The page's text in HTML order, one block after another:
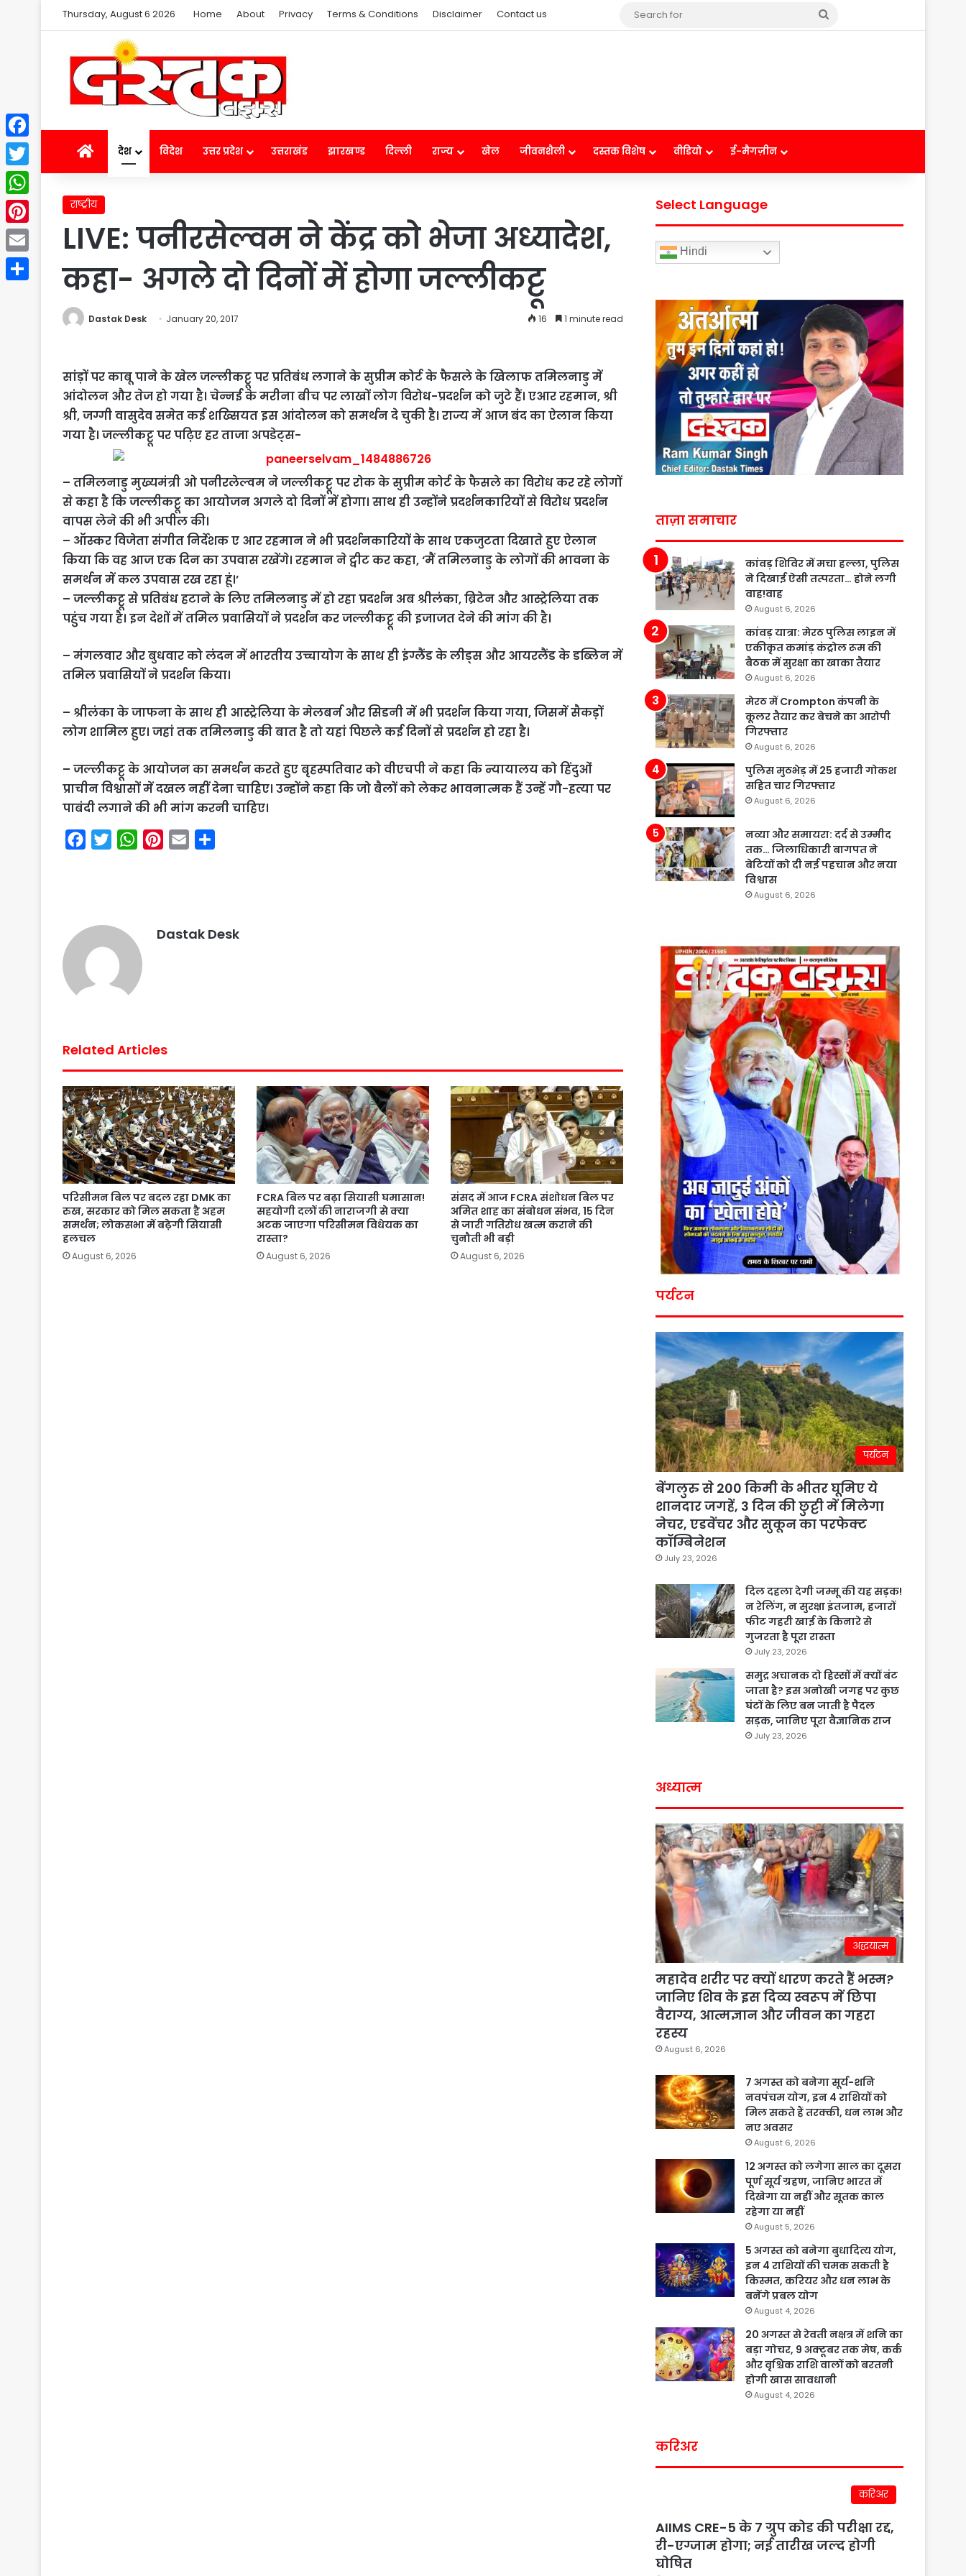
Thursday, August 6 2026 Home About Privacy Terms & Conditions Disclaimer Contact us
Homeदेश विदेश उत्तर प्रदेश उत्तराखंड झारखण्ड दिल्ली राज्य खेल जीवनशैली दस्तक विशेष वीडियो ई-मैगज़ीन
राष्ट्रीय
LIVE: पनीरसेल्वम ने केंद्र को भेजा अध्यादेश,
कहा- अगले दो दिनों में होगा जल्लीकट्टू
Dastak Desk January 20, 2017 16 1 minute read
सांड़ों पर काबू पाने के खेल जल्लीकट्टू पर प्रतिबंध लगाने के सुप्रीम कोर्ट के फैसले के खिलाफ तमिलनाडु में
आंदोलन और तेज हो गया है। चेन्नई के मरीना बीच पर लाखों लोग विरोध-प्रदर्शन को जुटे हैं। एआर रहमान, श्री
श्री, जग्गी वासुदेव समेत कई शख्सियत इस आंदोलन को समर्थन दे चुकी है। राज्य में आज बंद का ऐलान किया
गया है। जल्लीकट्टू पर पढ़िए हर ताजा अपडेट्स-
– तमिलनाडु मुख्यमंत्री ओ पनीरलेल्वम ने जल्लीकट्टू पर रोक के सुप्रीम कोर्ट के फैसले का विरोध कर रहे लोगों
से कहा है कि जल्लीकट्टू का आयोजन अगले दो दिनों में होगा। साथ ही उन्होंने प्रदर्शनकारियों से विरोध प्रदर्शन
वापस लेने की भी अपील की।
– ऑस्कर विजेता संगीत निर्देशक ए आर रहमान ने भी प्रदर्शनकारियों के साथ एकजुटता दिखाते हुए ऐलान
किया कि वह आज एक दिन का उपवास रखेंगे। रहमान ने ट्वीट कर कहा, ‘मैं तमिलनाडु के लोगों की भावना के
समर्थन में कल उपवास रख रहा हूं।’
– जल्लीकट्टू से प्रतिबंध हटाने के लिए तमिलनाडु में हो रहा प्रदर्शन अब श्रीलंका, ब्रिटेन और आस्ट्रेलिया तक
पहुंच गया है। इन देशों में तमिल प्रवासियों ने प्रदर्शन कर जल्लीकट्टू की इजाजत देने की मांग की है।
– मंगलवार और बुधवार को लंदन में भारतीय उच्चायोग के साथ ही इंग्लैंड के लीड्स और आयरलैंड के डब्लिन में
तमिल प्रवासियों ने प्रदर्शन किया।
– श्रीलंका के जाफना के साथ ही आस्ट्रेलिया के मेलबर्न और सिडनी में भी प्रदर्शन किया गया, जिसमें सैकड़ों
लोग शामिल हुए। जहां तक तमिलनाडु की बात है तो यहां पिछले कई दिनों से प्रदर्शन हो रहा है।
– जल्लीकट्टू के आयोजन का समर्थन करते हुए बृहस्पतिवार को वीएचपी ने कहा कि न्यायालय को हिंदुओं
प्राचीन विश्वासों में दखल नहीं देना चाहिए। उन्होंने कहा कि जो बैलों को लेकर भावनात्मक हैं उन्हें गौ-हत्या पर
पाबंदी लगाने की भी मांग करनी चाहिए।
o
k
r
W
p
p
r
Dastak Desk
Related Articles
परिसीमन बिल पर बदल रहा DMK का
रुख, सरकार को मिल सकता है अहम
समर्थन; लोकसभा में बढ़ेगी सियासी
हलचल
August 6, 2026
FCRA बिल पर बढ़ा सियासी घमासान!
सहयोगी दलों की नाराजगी से क्या
अटक जाएगा परिसीमन विधेयक का
रास्ता?
August 6, 2026
संसद में आज FCRA संशोधन बिल पर
अमित शाह का संबोधन संभव, 15 दिन
से जारी गतिरोध खत्म कराने की
चुनौती भी बड़ी
August 6, 2026
Select Language
Hindi
ताज़ा समाचार
कांवड़ शिविर में मचा हल्ला, पुलिस
ने दिखाई ऐसी तत्परता… होने लगी
वाह!वाह
August 6, 2026
कांवड़ यात्रा: मेरठ पुलिस लाइन में
एकीकृत कमांड़ कंट्रोल रूम की
बैठक में सुरक्षा का खाका तैयार
August 6, 2026
मेरठ में Crompton कंपनी के
कूलर तैयार कर बेचने का आरोपी
गिरफ्तार
August 6, 2026
पुलिस मुठभेड़ में 25 हजारी गोकश
सहित चार गिरफ्तार
August 6, 2026
नव्या और समायरा: दर्द से उम्मीद
तक… जिलाधिकारी बागपत ने
बेटियों को दी नई पहचान और नया
विश्वास
August 6, 2026
पर्यटन
पर्यटन
बेंगलुरु से 200 किमी के भीतर घूमिए ये
शानदार जगहें, 3 दिन की छुट्टी में मिलेगा
नेचर, एडवेंचर और सुकून का परफेक्ट
कॉम्बिनेशन
July 23, 2026
दिल दहला देगी जम्मू की यह सड़क!
न रेलिंग, न सुरक्षा इंतजाम, हजारों
फीट गहरी खाई के किनारे से
गुजरता है पूरा रास्ता
July 23, 2026
समुद्र अचानक दो हिस्सों में क्यों बंट
जाता है? इस अनोखी जगह पर कुछ
घंटों के लिए बन जाती है पैदल
सड़क, जानिए पूरा वैज्ञानिक राज
July 23, 2026
अध्यात्म
अद्धयात्म
महादेव शरीर पर क्यों धारण करते हैं भस्म?
जानिए शिव के इस दिव्य स्वरूप में छिपा
वैराग्य, आत्मज्ञान और जीवन का गहरा
रहस्य
August 6, 2026
7 अगस्त को बनेगा सूर्य-शनि
नवपंचम योग, इन 4 राशियों को
मिल सकते हैं तरक्की, धन लाभ और
नए अवसर
August 6, 2026
12 अगस्त को लगेगा साल का दूसरा
पूर्ण सूर्य ग्रहण, जानिए भारत में
दिखेगा या नहीं और सूतक काल
रहेगा या नहीं
August 5, 2026
5 अगस्त को बनेगा बुधादित्य योग,
इन 4 राशियों की चमक सकती है
किस्मत, करियर और धन लाभ के
बनेंगे प्रबल योग
August 4, 2026
20 अगस्त से रेवती नक्षत्र में शनि का
बड़ा गोचर, 9 अक्टूबर तक मेष, कर्क
और वृश्चिक राशि वालों को बरतनी
होगी खास सावधानी
August 4, 2026
करिअर
करिअर
AIIMS CRE-5 के 7 ग्रुप कोड की परीक्षा रद्द,
री-एग्जाम होगा; नई तारीख जल्द होगी
घोषित
Facebook
Twitter
WhatsApp
Pinterest
Email